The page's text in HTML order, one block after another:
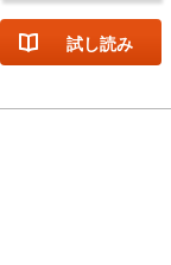
試し読み